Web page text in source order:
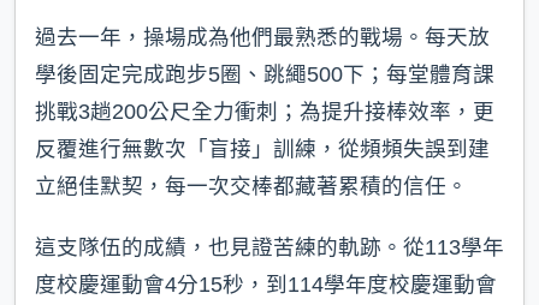
過去一年，操場成為他們最熟悉的戰場。每天放
學後固定完成跑步5圈、跳繩500下；每堂體育課
挑戰3趟200公尺全力衝刺；為提升接棒效率，更
反覆進行無數次「盲接」訓練，從頻頻失誤到建
立絕佳默契，每一次交棒都藏著累積的信任。
這支隊伍的成績，也見證苦練的軌跡。從113學年
度校慶運動會4分15秒，到114學年度校慶運動會